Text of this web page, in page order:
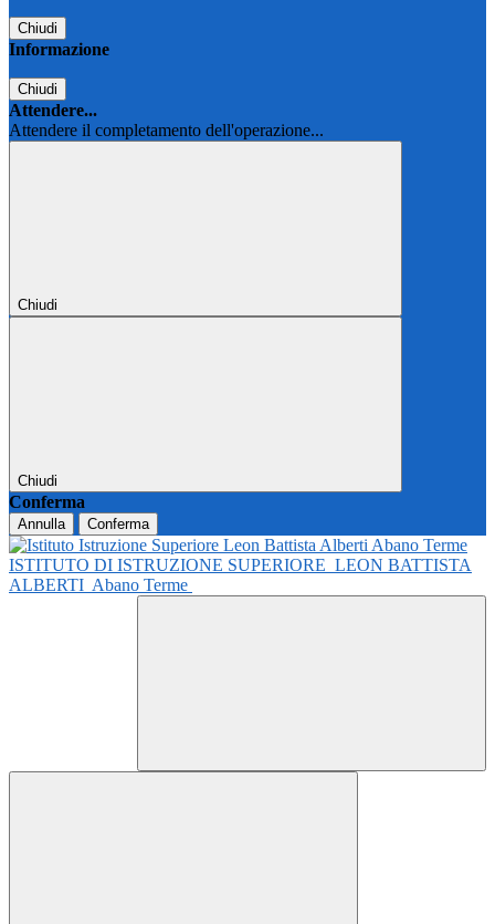
Chiudi
Informazione
Chiudi
Attendere...
Attendere il completamento dell'operazione...
Chiudi
Chiudi
Conferma
Annulla Conferma
ISTITUTO DI ISTRUZIONE SUPERIORE LEON BATTISTA
ALBERTI Abano Terme